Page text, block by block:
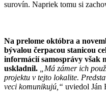
surovín. Napriek tomu si
Na prelome októbra a
bývalou čerpacou stanicou
informácií samosprávy však
uskladnil.
„Má zámer ich
projektu v tejto lokalite.
veci komunikujú,“ uviedol Ján